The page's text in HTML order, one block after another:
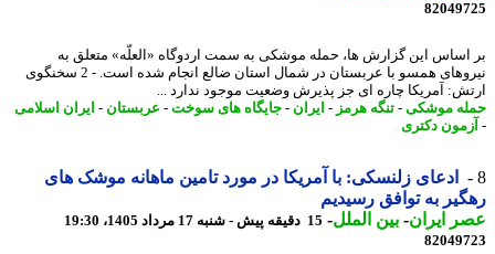
این گزارش ها، حمله موشکی به سمت اردوگاه «العلّه» متعلق به
نیروهای همسو با عربستان در شمال استان ضالع انجام شده است. - 2 سخنگوی
آمریکا چاره ای جز پذیرش وضعیت موجود ندارد ...
موشکی-تنگه هرمز- ایران - جایگاه های سوخت-عربستان-ایران اسلامی
دکتری
ادعای زلنسکی: با آمریکا در مورد تامین ماهانه موشک های
به توافق رسیدیم
ایران- بین الملل-15 دقیقه پیش - شنبه 17 مرداد 1405، 19:30